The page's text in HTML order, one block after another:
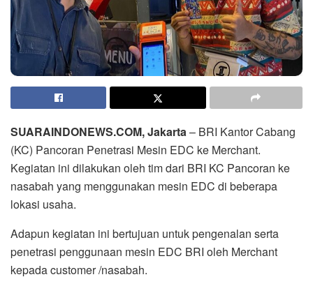
SUARAINDONEWS.COM, Jakarta – BRI Kantor Cabang
(KC) Pancoran Penetrasi Mesin EDC ke Merchant.
Kegiatan ini dilakukan oleh tim dari BRI KC Pancoran ke
nasabah yang menggunakan mesin EDC di beberapa
lokasi usaha.
Adapun kegiatan ini bertujuan untuk pengenalan serta
penetrasi penggunaan mesin EDC BRI oleh Merchant
kepada customer /nasabah.